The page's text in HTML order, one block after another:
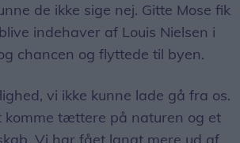
de ikke sige nej. Gitte Mose fik
indehaver af Louis Nielsen i
chancen og flyttede til byen.
vi ikke kunne lade gå fra os.
komme tættere på naturen og et